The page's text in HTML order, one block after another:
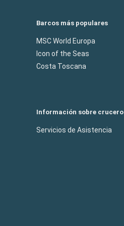
Barcos más populares
MSC World Europa
Icon of the Seas
Costa Toscana
Información sobre crucero
Servicios de Asistencia